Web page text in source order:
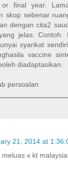
or final year.
skop sebenar
dengan cita2
jelas. Contoh.
syarikat
vaccine
diadaptasikan.
persoalan
21, 2014 at
x kt